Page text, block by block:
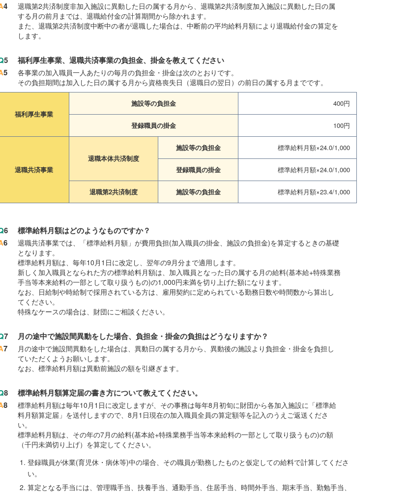
4
退職第2共済制度非加入施設に異動した日の属する月から、退職第2共済制度加入施設に異動した日の属
する月の前月までは、退職給付金の計算期間から除かれます。
また、退職第2共済制度中断中の者が退職した場合は、中断前の平均給料月額により退職給付金の算定を
します。
5
福利厚生事業、退職共済事業の負担金、掛金を教えてください
5
各事業の加入職員一人あたりの毎月の負担金・掛金は次のとおりです。
その負担期間は加入した日の属する月から資格喪失日（退職日の翌日）の前日の属する月までです。
福利厚生事業
施設等の負担金 400円
登録職員の掛金 100円
退職共済事業
退職本体共済制度
施設等の負担金 標準給料月額×24.0/1,000
登録職員の掛金 標準給料月額×24.0/1,000
退職第2共済制度 施設等の負担金 標準給料月額×23.4/1,000
6
標準給料月額はどのようなものですか？
6
退職共済事業では、「標準給料月額」が費用負担(加入職員の掛金、施設の負担金)を算定するときの基礎
となります。
標準給料月額は、毎年10月1日に改定し、翌年の9月分まで適用します。
新しく加入職員となられた方の標準給料月額は、加入職員となった日の属する月の給料(基本給+特殊業務
手当等本来給料の一部として取り扱うもの)の1,000円未満を切り上げた額になります。
なお、日給制や時給制で採用されている方は、雇用契約に定められている勤務日数や時間数から算出し
てください。
特殊なケースの場合は、財団にご相談ください。
7
月の途中で施設間異動をした場合、負担金・掛金の負担はどうなりますか？
7
月の途中で施設間異動をした場合は、異動日の属する月から、異動後の施設より負担金・掛金を負担し
ていただくようお願いします。
なお、標準給料月額は異動前施設の額を引継ぎます。
8
標準給料月額算定届の書き方について教えてください。
8
標準給料月額は毎年10月1日に改定しますが、その事務は毎年8月初旬に財団から各加入施設に「標準給
料月額算定届」を送付しますので、8月1日現在の加入職員全員の算定額等を記入のうえご返送くださ
い。
標準給料月額は、その年の7月の給料(基本給+特殊業務手当等本来給料の一部として取り扱うもの)の額
（千円未満切り上げ）を算定してください。
登録職員が休業(育児休・病休等)中の場合、その職員が勤務したものと仮定しての給料で計算してくださ
い。
算定となる手当には、管理職手当、扶養手当、通勤手当、住居手当、時間外手当、期末手当、勤勉手当、